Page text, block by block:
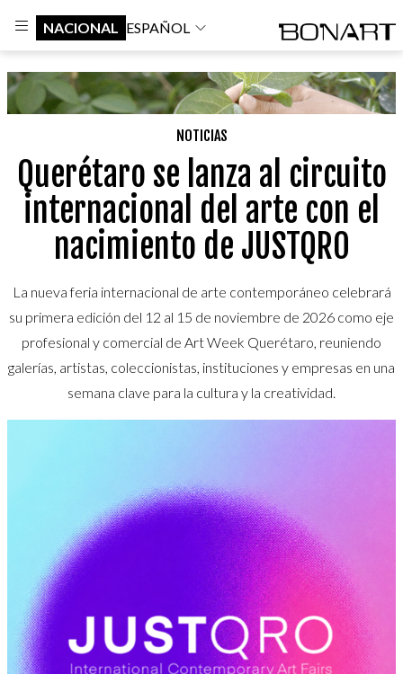
NACIONAL ESPAÑOL
NOTICIAS
Querétaro se lanza al circuito
internacional del arte con el
nacimiento de JUSTQRO
La nueva feria internacional de arte contemporáneo celebrará
su primera edición del 12 al 15 de noviembre de 2026 como eje
profesional y comercial de Art Week Querétaro, reuniendo
galerías, artistas, coleccionistas, instituciones y empresas en una
semana clave para la cultura y la creatividad.